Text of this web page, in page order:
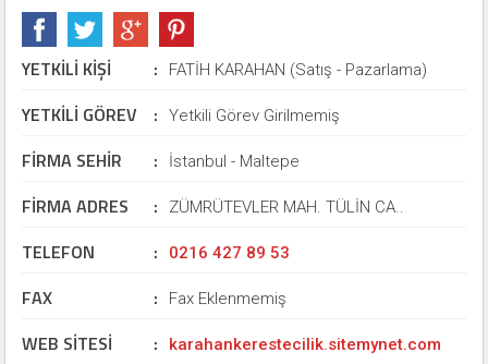
YETKİLİ KİŞİ : FATİH KARAHAN (Satış - Pazarlama)
YETKİLİ GÖREV : Yetkili Görev Girilmemiş
FİRMA SEHİR : İstanbul - Maltepe
FİRMA ADRES : ZÜMRÜTEVLER MAH. TÜLİN CA..
TELEFON : 0216 427 89 53
FAX : Fax Eklenmemiş
WEB SİTESİ : karahankerestecilik.sitemynet.com